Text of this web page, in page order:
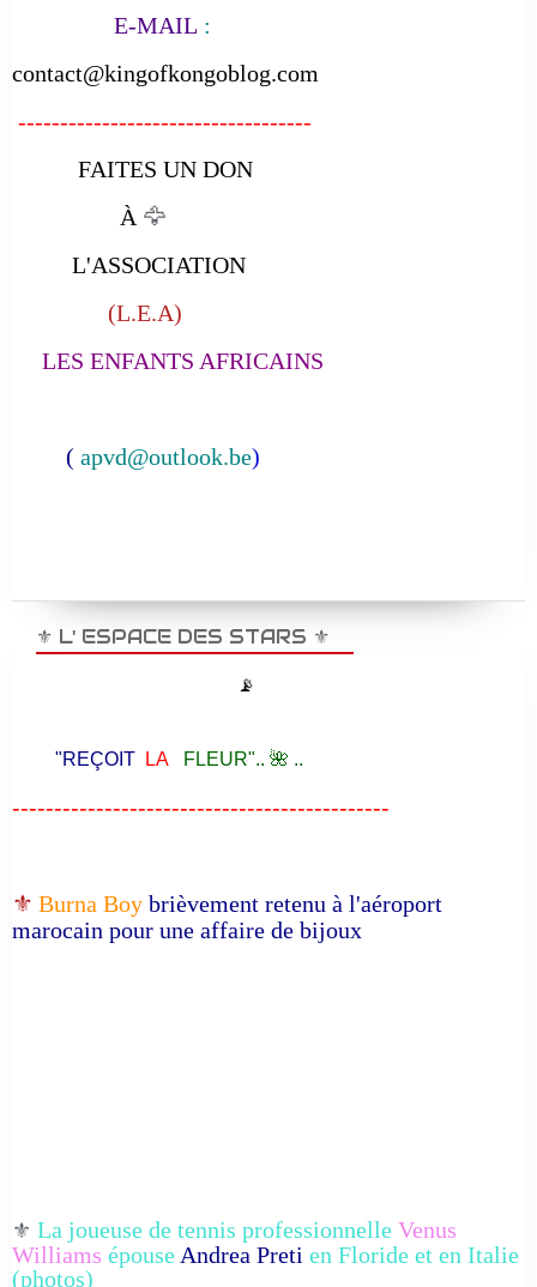
E-MAIL :
contact@kingofkongoblog.com
-----------------------------------
FAITES UN DON
À 🦅
L'ASSOCIATION
(L.E.A)
LES ENFANTS AFRICAINS
( apvd@outlook.be)
⚜️ L' ESPACE DES STARS ⚜️
📡
"REÇOIT LA FLEUR".. 🌺 ..
---------------------------------------------
⚜️ Burna Boy brièvement retenu à l'aéroport
marocain pour une affaire de bijoux
⚜️ La joueuse de tennis professionnelle Venus
Williams épouse Andrea Preti en Floride et en Italie
(photos)